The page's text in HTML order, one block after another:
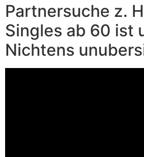
Partnersuche z.
Singles ab 60 ist
Nichtens